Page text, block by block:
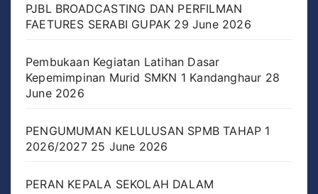
PJBL BROADCASTING DAN PERFILMAN
FAETURES SERABI GUPAK 29 June 2026
Pembukaan Kegiatan Latihan Dasar
Kepemimpinan Murid SMKN 1 Kandanghaur 28
June 2026
PENGUMUMAN KELULUSAN SPMB TAHAP 1
2026/2027 25 June 2026
PERAN KEPALA SEKOLAH DALAM